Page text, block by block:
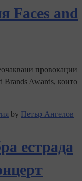
Faces and
провокации
Brands Awards, които
by Петър Ангелов
естрада